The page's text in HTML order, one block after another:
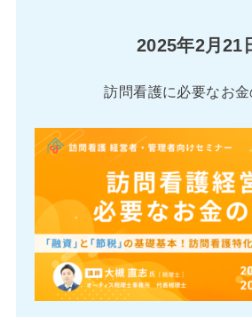
2025年2月21
訪問看護に必要なお